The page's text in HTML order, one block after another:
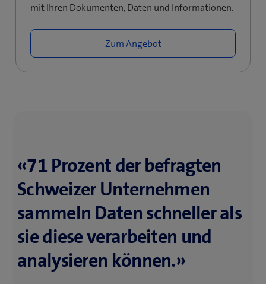
mit Ihren Dokumenten, Daten und Informationen.
Zum Angebot
«71 Prozent der befragten
Schweizer Unternehmen
sammeln Daten schneller als
sie diese verarbeiten und
analysieren können.»